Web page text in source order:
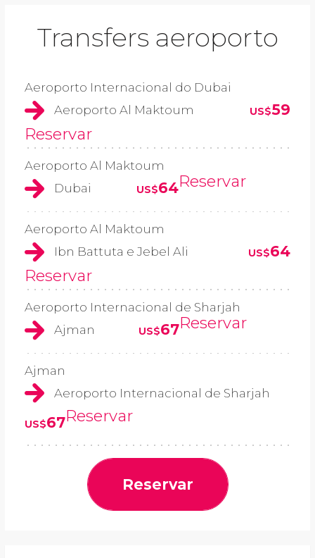
Transfers aeroporto
Aeroporto Internacional do Dubai
Aeroporto Al Maktoum
US$59
Reservar
Aeroporto Al Maktoum
Dubai
US$64Reservar
Aeroporto Al Maktoum
Ibn Battuta e Jebel Ali
US$64
Reservar
Aeroporto Internacional de Sharjah
Ajman
US$67Reservar
Ajman
Aeroporto Internacional de Sharjah
US$67Reservar
Reservar